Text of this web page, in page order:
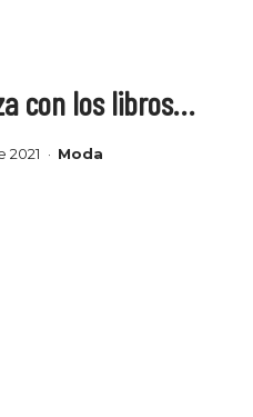
con los libros…
2021 Moda